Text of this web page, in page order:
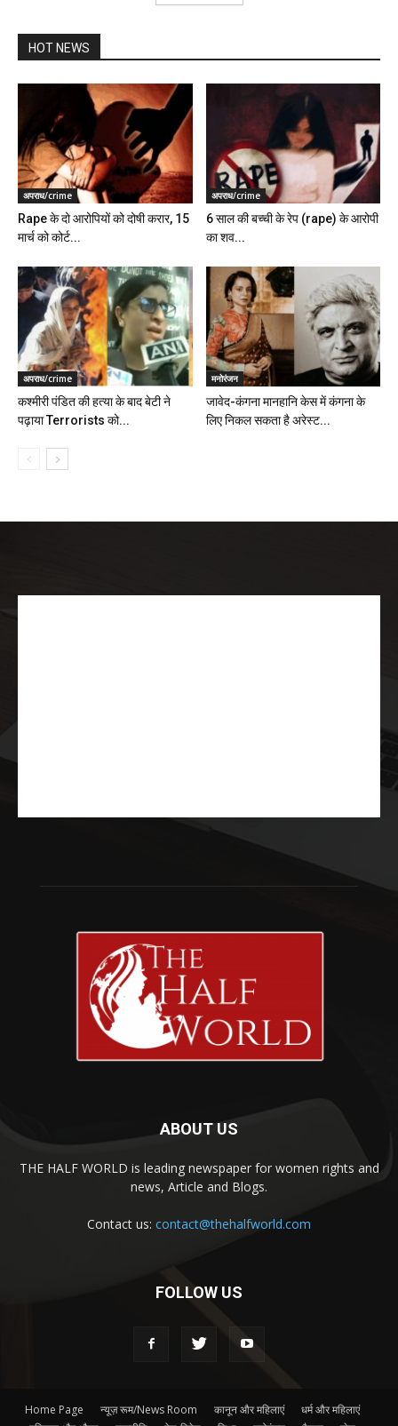
HOT NEWS
अपराध/crime
Rape के दो आरोपियों को दोषी करार, 15
मार्च को कोर्ट...
अपराध/crime
6 साल की बच्ची के रेप (rape) के आरोपी
का शव...
अपराध/crime
कश्मीरी पंडित की हत्या के बाद बेटी ने
पढ़ाया Terrorists को...
मनोरंजन
जावेद-कंगना मानहानि केस में कंगना के
लिए निकल सकता है अरेस्ट...
ABOUT US
THE HALF WORLD is leading newspaper for women rights and
news, Article and Blogs.
Contact us: contact@thehalfworld.com
FOLLOW US
Home Page न्यूज़ रूम/News Room कानून और महिलाएं
धर्म और महिलाएं